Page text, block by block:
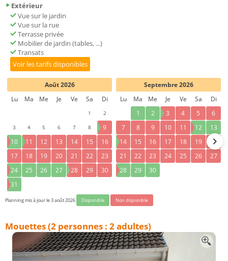
Extérieur
Vue sur le jardin
Vue sur la rue
Terrasse privée
Mobilier de jardin (tables, ...)
Transats
Voir les tarifs disponibles
Août 2026
Lu
Ma Me Je Ve Sa Di
1
2
3
4 5 6 7 8
9
10
11 12 13 14 15
16
17
18 19 20 21 22
23
24
25 26 27 28 29
30
31
Septembre 2026
Lu
Ma Me Je Ve Sa
Di
1
2 3 4 5
6
7
8 9 10 11 12
13
14
15 16 17 18 19
20
21
22 23 24 25 26
27
28
29 30
Planning mis à jour le 3 août 2026 Disponible Non disponible
Mouettes (2 personnes : 2 adultes)